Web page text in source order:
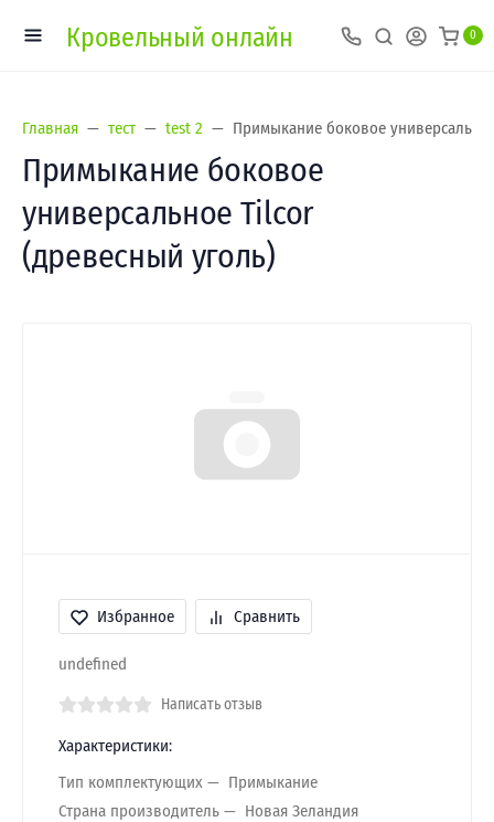
Кровельный онлайн 0
Главная тест test 2 Примыкание боковое
Примыкание боковое
универсальное Tilcor
(древесный уголь)
Избранное Сравнить
undefined
Написать отзыв
Характеристики:
Тип комплектующих
Примыкание
Страна производитель
Новая Зеландия